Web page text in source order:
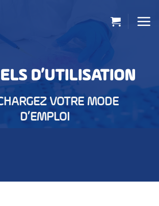
D’UTILISATION
VOTRE MODE
D’EMPLOI